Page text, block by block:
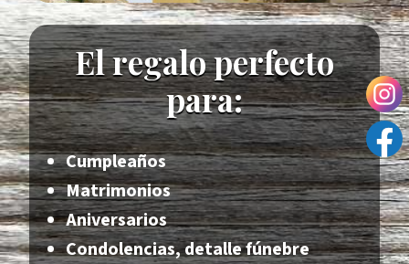
El regalo perfecto
para:
Cumpleaños
Matrimonios
Aniversarios
Condolencias, detalle fúnebre